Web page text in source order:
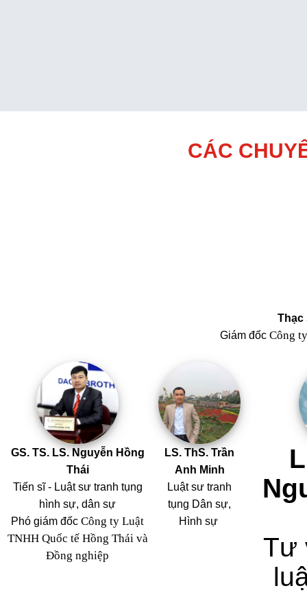
CÁC
Thạc
Giám đốc Công
GS. TS. LS. Nguyễn Hồng
Thái
Tiến sĩ - Luật sư tranh tụng
hình sự, dân sự
Phó giám đốc Công ty Luật
TNHH Quốc tế Hồng Thái và
Đồng nghiệp
LS. ThS. Trần
Anh Minh
Luật sư tranh
tụng Dân sự,
Hình sự
Tư